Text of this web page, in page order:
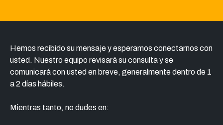
Hemos recibido su mensaje y esperamos conectarnos con
usted. Nuestro equipo revisará su consulta y se
comunicará con usted en breve, generalmente dentro de 1
a 2 días hábiles.
Mientras tanto, no dudes en: